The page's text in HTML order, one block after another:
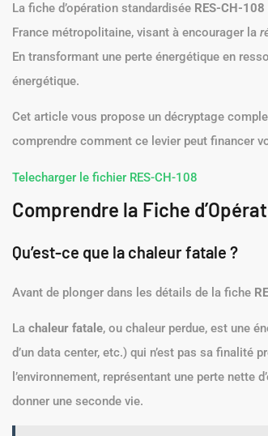
La fiche d’opération standardisée RES-CH-108
France métropolitaine, visant à encourager la
En transformant une perte énergétique en
énergétique.
Cet article vous propose un décryptage
comprendre comment ce levier peut financer
Telecharger le fichier RES-CH-108
Comprendre la Fiche
Qu’est-ce que la chaleur fatale ?
Avant de plonger dans les détails de la fiche
La chaleur fatale, ou chaleur perdue, est une
d’un data center, etc.) qui n’est pas sa
l’environnement, représentant une perte nette
donner une seconde vie.